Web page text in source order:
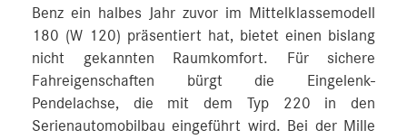
Benz ein halbes Jahr zuvor im Mittelklassemodell
180 (W 120) präsentiert hat, bietet einen bislang
nicht gekannten Raumkomfort. Für sichere
Fahreigenschaften bürgt die Eingelenk-
Pendelachse, die mit dem Typ 220 in den
Serienautomobilbau eingeführt wird. Bei der Mille